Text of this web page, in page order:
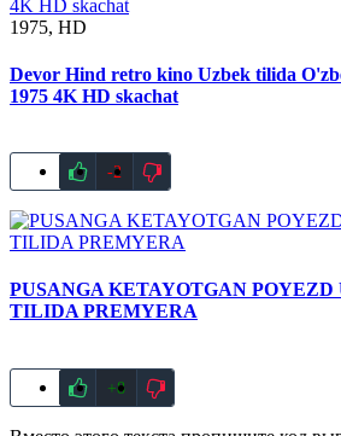
1975, HD
Devor Hind retro kino Uzbek tilida
1975 4K HD skachat
-2
PUSANGA KETAYOTGAN
TILIDA PREMYERA
+8